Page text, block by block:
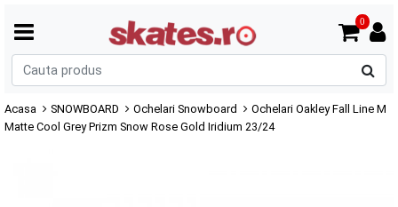
0
Acasa SNOWBOARD Ochelari Snowboard
Ochelari Oakley Fall Line M
Matte Cool Grey Prizm Snow Rose Gold Iridium 23/24